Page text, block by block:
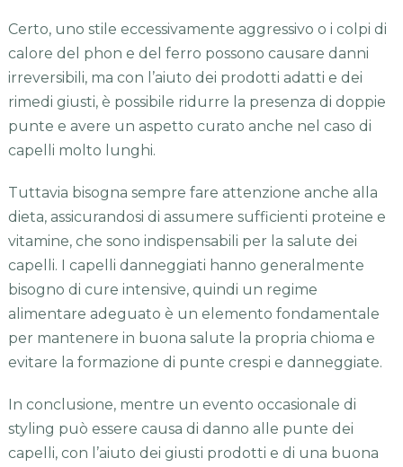
Certo, uno stile eccessivamente aggressivo o i colpi di
calore del phon e del ferro possono causare danni
irreversibili, ma con l’aiuto dei prodotti adatti e dei
rimedi giusti, è possibile ridurre la presenza di doppie
punte e avere un aspetto curato anche nel caso di
capelli molto lunghi.
Tuttavia bisogna sempre fare attenzione anche alla
dieta, assicurandosi di assumere sufficienti proteine e
vitamine, che sono indispensabili per la salute dei
capelli. I capelli danneggiati hanno generalmente
bisogno di cure intensive, quindi un regime
alimentare adeguato è un elemento fondamentale
per mantenere in buona salute la propria chioma e
evitare la formazione di punte crespi e danneggiate.
In conclusione, mentre un evento occasionale di
styling può essere causa di danno alle punte dei
capelli, con l’aiuto dei giusti prodotti e di una buona